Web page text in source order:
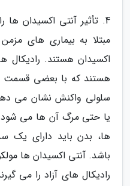
4. تأثیر آنتی اکسیدان
مبتلا به بیماری های
اکسیدان هستند. رادیکال
سلولی واکنش نشان می
یا حتی مرگ آن ها می شود.
ها، بدن باید دارای یک
باشد. آنتی اکسیدان ها
رادیکال های آزاد را می